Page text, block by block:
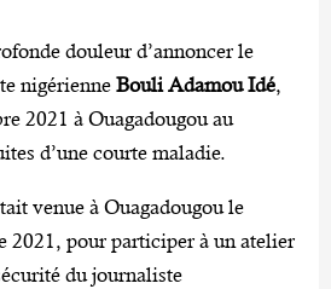
douleur d’annoncer le
nigérienne Bouli Adamou Idé,
2021 à Ouagadougou au
d’une courte maladie.
venue à Ouagadougou le
2021, pour participer à un atelier
du journaliste